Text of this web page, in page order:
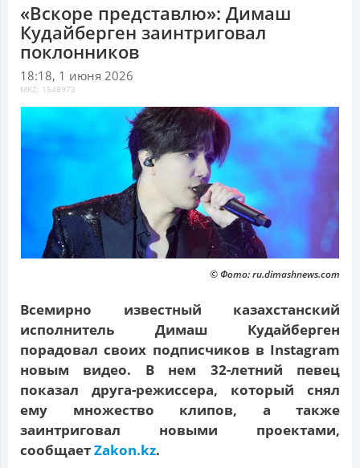
«Вскоре представлю»: Димаш
Кудайберген заинтриговал
поклонников
18:18, 1 июня 2026
MKZ: 1548973
© Фото: ru.dimashnews.com
Всемирно известный казахстанский
исполнитель Димаш Кудайберген
порадовал своих подписчиков в Instagram
новым видео. В нем 32-летний певец
показал друга-режиссера, который снял
ему множество клипов, а также
заинтриговал новыми проектами,
сообщаетZakon.kz.